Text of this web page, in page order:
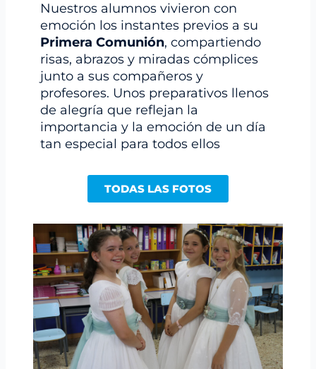
Nuestros alumnos vivieron con
emoción los instantes previos a su
Primera Comunión, compartiendo
risas, abrazos y miradas cómplices
junto a sus compañeros y
profesores. Unos preparativos llenos
de alegría que reflejan la
importancia y la emoción de un día
tan especial para todos ellos
TODAS LAS FOTOS